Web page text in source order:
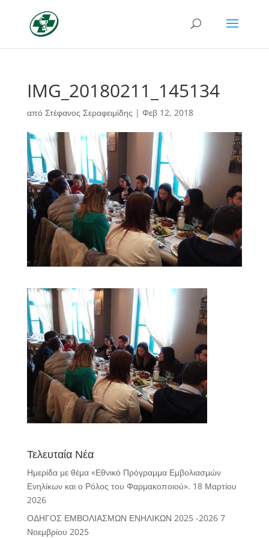
IMG_20180211_145134
από Στέφανος Σεραφειμίδης | Φεβ 12, 2018
Τελευταία Νέα
Ημερίδα με θέμα «Εθνικό Πρόγραμμα Εμβολιασμών
Ενηλίκων και ο Ρόλος του Φαρμακοποιού». 18 Μαρτίου
2026
ΟΔΗΓΟΣ ΕΜΒΟΛΙΑΣΜΩΝ ΕΝΗΛΙΚΩΝ 2025 -2026 7
Νοεμβρίου 2025